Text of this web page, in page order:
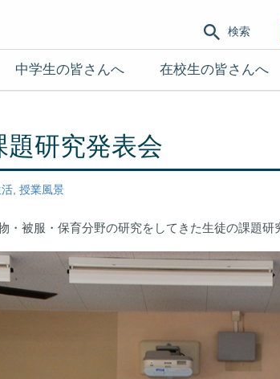
検索
中学生の皆さんへ 在校生の皆さんへ
題研究発表会
, 授業風景
被服・保育分野の研究をしてきた生徒の課題研